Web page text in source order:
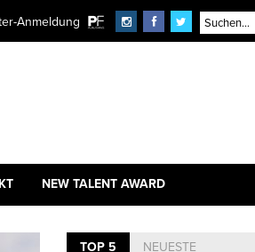
Anmeldung
NEW TALENT AWARD
TOP 5 NEUESTE